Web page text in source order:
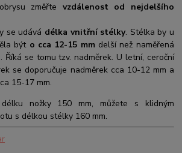
změřte vzdálenost od nejdelšího
se udává délka vnitřní stélky. Stélka by u
být o cca 12-15 mmdelší než naměřená
Říká se tomu tzv. nadměrek. U letní, ceroční
se doporučuje nadměrek cca 10-12 mm a
15-17 mm.
nožky 150 mm, můžete s klidným
s délkou stélky 160 mm.